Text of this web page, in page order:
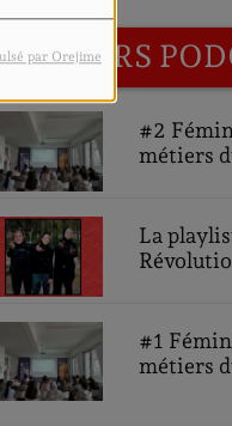
par Orejime
#2
métiers
des
La
#1
métiers